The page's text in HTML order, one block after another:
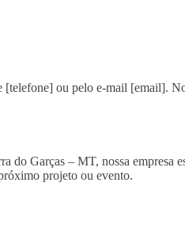
ou pelo e-mail [email].
Garças – MT, nossa empresa
projeto ou evento.